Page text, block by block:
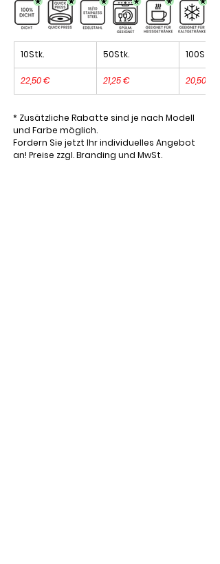
10Stk. 50Stk. 100Stk.
22,50 € 21,25 € 20,50 €
* Zusätzliche Rabatte sind je nach Modell
und Farbe möglich.
Fordern Sie jetzt Ihr individuelles Angebot
an! Preise zzgl. Branding und MwSt.